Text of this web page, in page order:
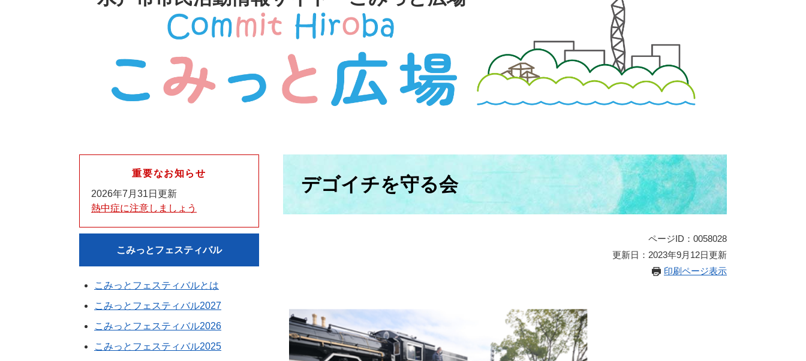
デゴイチを守る会
ページID：0058028
更新日：2023年9月12日更新
印刷ページ表示
重要なお知らせ
2026年7月31日更新
熱中症に注意しましょう
こみっとフェスティバル
こみっとフェスティバルとは
こみっとフェスティバル2027
こみっとフェスティバル2026
こみっとフェスティバル2025